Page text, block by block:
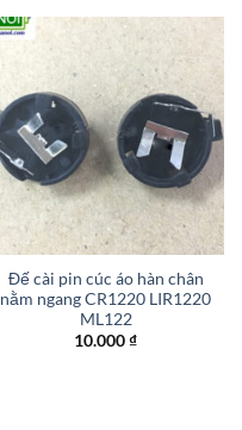
Đế cài pin cúc áo hàn chân
nằm ngang CR1220 LIR1220
ML122
10.000₫